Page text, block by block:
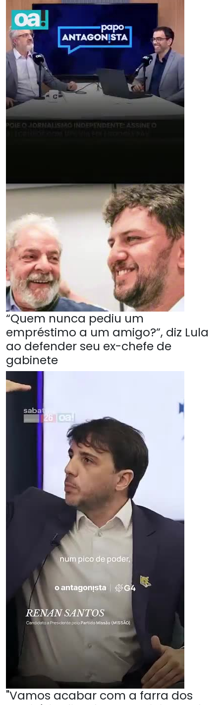
“Quem nunca pediu um
empréstimo a um amigo?”, diz Lula
ao defender seu ex-chefe de
gabinete
"Vamos acabar com a farra dos